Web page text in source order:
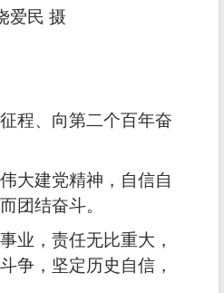
爱民 摄
程、向第二个百年奋
大建党精神，自信自
团结奋斗。
业，责任无比重大，
争，坚定历史自信，